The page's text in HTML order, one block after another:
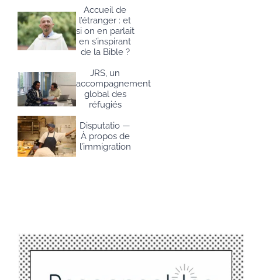
Accueil de
l’étranger : et
si on en parlait
en s’inspirant
de la Bible ?
JRS, un
accompagnement
global des
réfugiés
Disputatio —
À propos de
l’immigration